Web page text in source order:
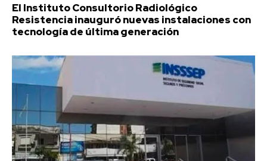
El Instituto Consultorio Radiológico
Resistencia inauguró nuevas instalaciones con
tecnología de última generación